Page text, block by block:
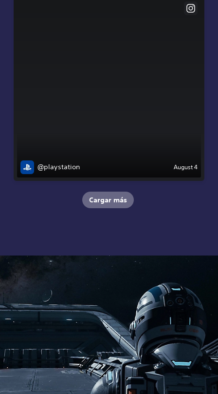
@playstation August 4
Cargar más